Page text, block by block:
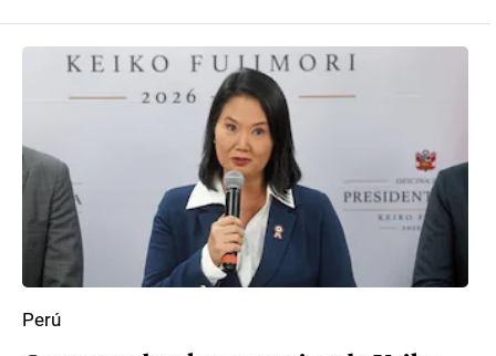
Perú